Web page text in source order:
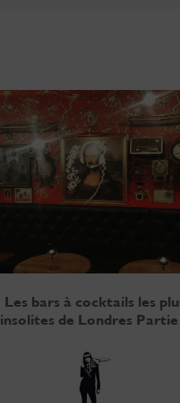
Les bars à cocktails les
insolites de Londres